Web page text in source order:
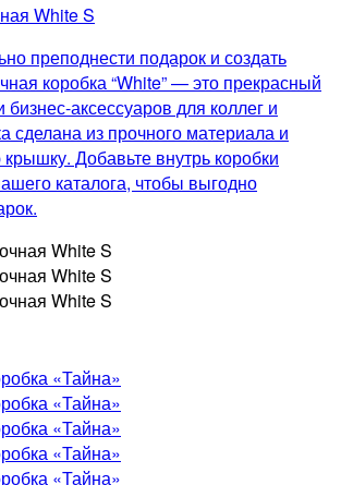
White S
преподнести подарок и создать
коробка “White” — это прекрасный
бизнес-аксессуаров для коллег и
сделана из прочного материала и
Добавьте внутрь коробки
каталога, чтобы выгодно